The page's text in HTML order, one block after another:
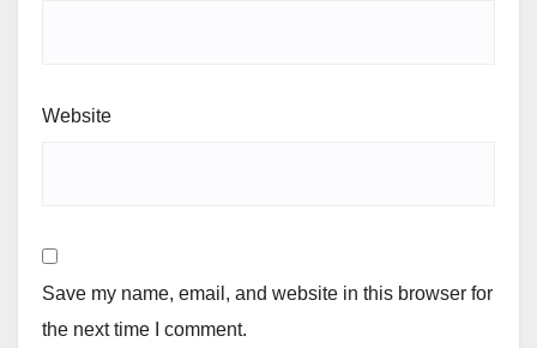
Website
Save my name, email, and website in this browser for
the next time I comment.